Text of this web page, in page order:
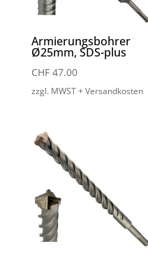
Armierungsbohrer
Ø25mm, SDS-plus
CHF47.00
zzgl. MWST + Versandkosten